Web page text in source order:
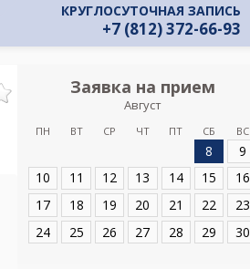
КРУГЛОСУТОЧНАЯ ЗАПИСЬ
+7 (812) 372-66-93
Заявка на прием
Август
ПН ВТ СР ЧТ ПТ СБ ВС
8
9
10
11 12 13 14 15
16
17
18 19 20 21 22
23
24
25 26 27 28 29 30